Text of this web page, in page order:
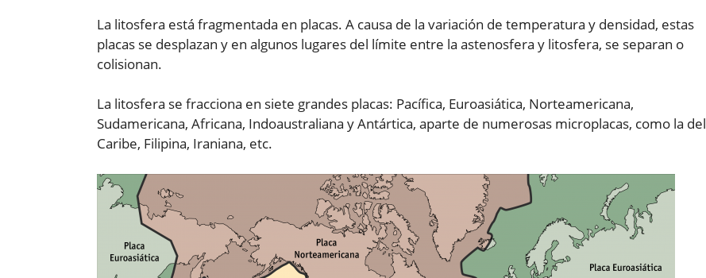
La litosfera está fragmentada en placas. A causa de la variación de temperatura y densidad, estas
placas se desplazan y en algunos lugares del límite entre la astenosfera y litosfera, se separan o
colisionan.
La litosfera se fracciona en siete grandes placas: Pacífica, Euroasiática, Norteamericana,
Sudamericana, Africana, Indoaustraliana y Antártica, aparte de numerosas microplacas, como la del
Caribe, Filipina, Iraniana, etc.